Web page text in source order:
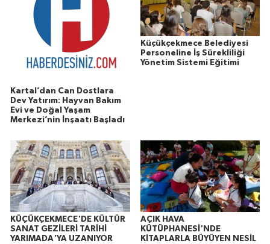
Kartal’dan Can Dostlara
Dev Yatırım: Hayvan Bakım
Evi ve Doğal Yaşam
Merkezi’nin İnşaatı Başladı
Küçükçekmece Belediyesi
Personeline İş Sürekliliği
Yönetim Sistemi Eğitimi
KÜÇÜKÇEKMECE'DE KÜLTÜR
SANAT GEZİLERİ TARİHİ
YARIMADA'YA UZANIYOR
AÇIK HAVA
KÜTÜPHANESİ'NDE
KİTAPLARLA BÜYÜYEN NESİL